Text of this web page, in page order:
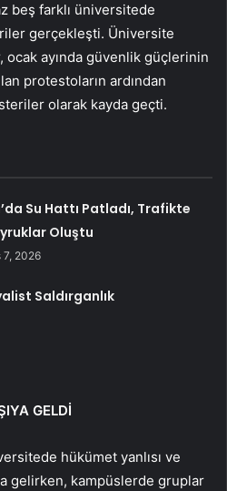
beş farklı üniversitede
gerçekleşti. Üniversite
ayında güvenlik güçlerinin
protestoların ardından
olarak kayda geçti.
Su Hattı Patladı, Trafikte
Oluştu
7, 2026
Saldırganlık
GELDİ
hükümet yanlısı ve
gelirken, kampüslerde gruplar